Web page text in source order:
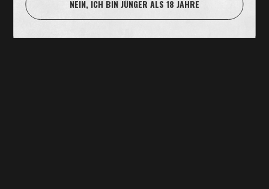
NEIN, ICH BIN JÜNGER ALS 18 JAHRE